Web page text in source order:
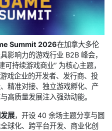
Summit 2026在加拿大多伦
影响力的游戏行业 B2B 峰会，
可持续游戏商业” 为核心主题，
戏企业的开发者、发行商、投
精准对接、独立游戏孵化、产
高质量发展注入强劲动能。
展，开设 40 余场主题分享与圆
球化、跨平台开发、商业化创